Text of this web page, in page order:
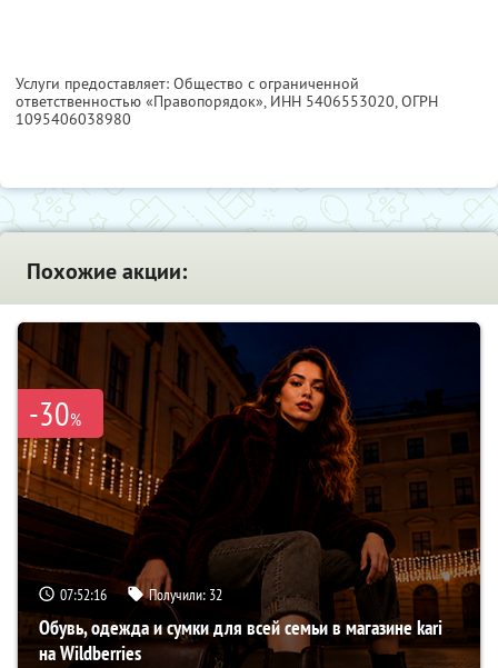
Услуги предоставляет: Общество с ограниченной
ответственностью «Правопорядок», ИНН 5406553020, ОГРН
1095406038980
Похожие акции:
-30%
07:52:15 Получили: 32
Обувь, одежда и сумки для всей семьи в магазине kari
на Wildberries